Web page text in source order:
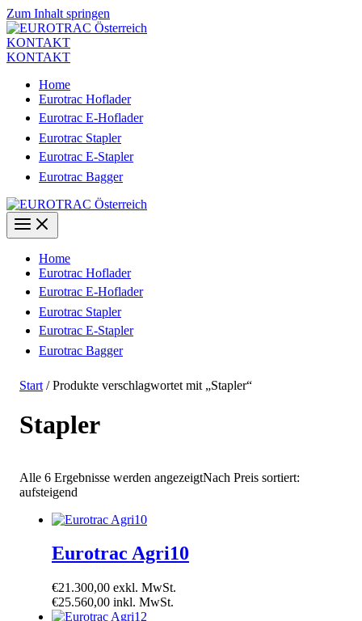
Zum Inhalt springen
KONTAKT
KONTAKT
Home
Eurotrac Hoflader
Eurotrac E-Hoflader
Eurotrac Stapler
Eurotrac E-Stapler
Eurotrac Bagger
Home
Eurotrac Hoflader
Eurotrac E-Hoflader
Eurotrac Stapler
Eurotrac E-Stapler
Eurotrac Bagger
Start / Produkte verschlagwortet mit „Stapler“
Stapler
Alle 6 Ergebnisse werden angezeigtNach Preis sortiert:
aufsteigend
Eurotrac Agri10
€21.300,00 exkl. MwSt.
€25.560,00 inkl. MwSt.